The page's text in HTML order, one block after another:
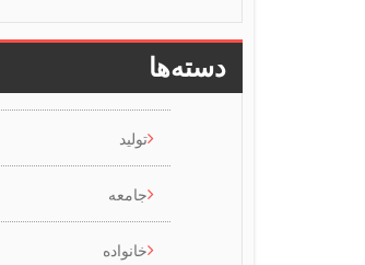
دسته‌ها
تولید
جامعه
خانواده